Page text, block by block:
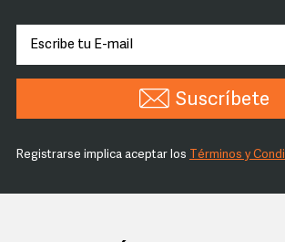
Suscríbete
Registrarse implica aceptar los Términos y